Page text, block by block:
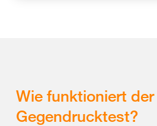
Wie funktioniert der
Gegendrucktest?